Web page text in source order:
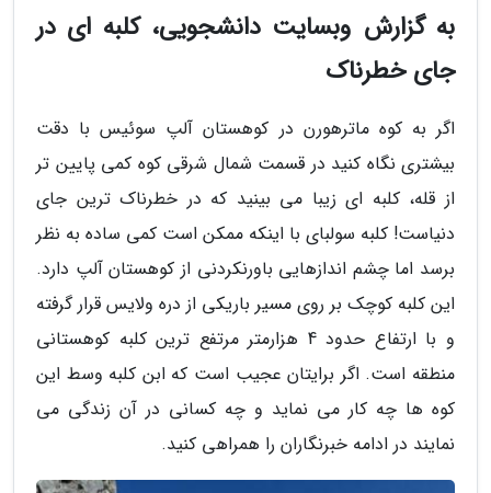
به گزارش وبسایت دانشجویی، کلبه ای در
جای خطرناک
اگر به کوه ماترهورن در کوهستان آلپ سوئیس با دقت
بیشتری نگاه کنید در قسمت شمال شرقی کوه کمی پایین تر
از قله، کلبه ای زیبا می بینید که در خطرناک ترین جای
دنیاست! کلبه سولبای با اینکه ممکن است کمی ساده به نظر
برسد اما چشم اندازهایی باورنکردنی از کوهستان آلپ دارد.
این کلبه کوچک بر روی مسیر باریکی از دره ولایس قرار گرفته
و با ارتفاع حدود 4 هزارمتر مرتفع ترین کلبه کوهستانی
منطقه است. اگر برایتان عجیب است که ابن کلبه وسط این
کوه ها چه کار می نماید و چه کسانی در آن زندگی می
نمایند در ادامه خبرنگاران را همراهی کنید.